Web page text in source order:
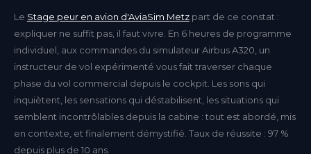
Le Stage peur en avion d'AviaSim Metz part de ce constat :
expliquer ne suffit pas, il faut vivre. En 6 heures de programme
individuel, aux commandes du simulateur Airbus A320, un
instructeur de vol expérimenté vous fait traverser chaque
phase du vol commercial depuis le cockpit. Les sons qui
inquiètent, les sensations qui déstabilisent, les situations qui
semblent incontrôlables depuis la cabine : tout est abordé, mis
en contexte, et finalement démystifié. Taux de réussite : 97 %
depuis plus de 10 ans.